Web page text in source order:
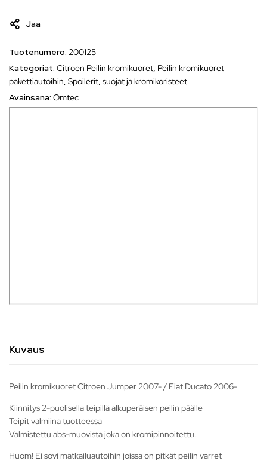
Jaa
Tuotenumero: 200125
Kategoriat: Citroen Peilin kromikuoret, Peilin kromikuoret
pakettiautoihin, Spoilerit, suojat ja kromikoristeet
Avainsana: Omtec
Kuvaus
Peilin kromikuoret Citroen Jumper 2007- / Fiat Ducato 2006-
Kiinnitys 2-puolisella teipillä alkuperäisen peilin päälle
Teipit valmiina tuotteessa
Valmistettu abs-muovista joka on kromipinnoitettu.
Huom! Ei sovi matkailuautoihin joissa on pitkät peilin varret